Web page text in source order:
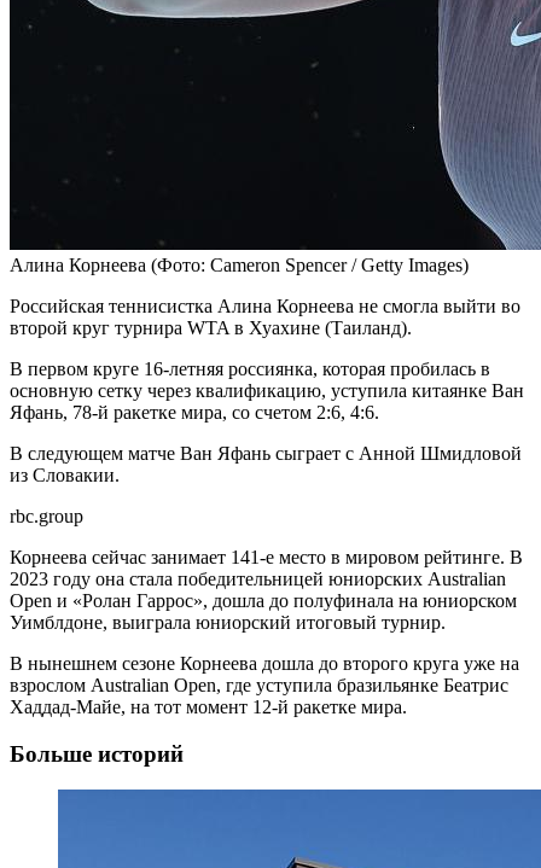
Алина Корнеева (Фото: Cameron Spencer / Getty Images)
Российская теннисистка Алина Корнеева не смогла выйти во
второй круг турнира WTA в Хуахине (Таиланд).
В первом круге 16-летняя россиянка, которая пробилась в
основную сетку через квалификацию, уступила китаянке Ван
Яфань, 78-й ракетке мира, со счетом 2:6, 4:6.
В следующем матче Ван Яфань сыграет с Анной Шмидловой
из Словакии.
rbc.group
Корнеева сейчас занимает 141-е место в мировом рейтинге. В
2023 году она стала победительницей юниорских Australian
Open и «Ролан Гаррос», дошла до полуфинала на юниорском
Уимблдоне, выиграла юниорский итоговый турнир.
В нынешнем сезоне Корнеева дошла до второго круга уже на
взрослом Australian Open, где уступила бразильянке Беатрис
Хаддад-Майе, на тот момент 12-й ракетке мира.
Больше историй